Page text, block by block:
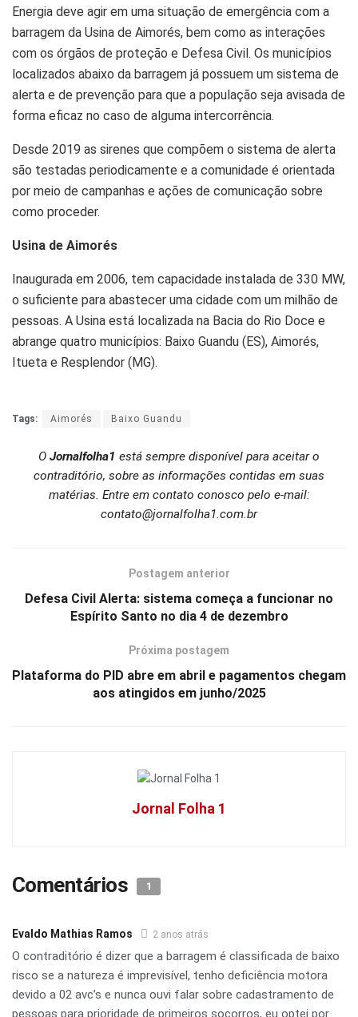
Energia deve agir em uma situação de emergência com a
barragem da Usina de Aimorés, bem como as interações
com os órgãos de proteção e Defesa Civil. Os municípios
localizados abaixo da barragem já possuem um sistema de
alerta e de prevenção para que a população seja avisada de
forma eficaz no caso de alguma intercorrência.
Desde 2019 as sirenes que compõem o sistema de alerta
são testadas periodicamente e a comunidade é orientada
por meio de campanhas e ações de comunicação sobre
como proceder.
Usina de Aimorés
Inaugurada em 2006, tem capacidade instalada de 330 MW,
o suficiente para abastecer uma cidade com um milhão de
pessoas. A Usina está localizada na Bacia do Rio Doce e
abrange quatro municípios: Baixo Guandu (ES), Aimorés,
Itueta e Resplendor (MG).
Tags: Aimorés Baixo Guandu
O Jornalfolha1 está sempre disponível para aceitar o
contraditório, sobre as informações contidas em suas
matérias. Entre em contato conosco pelo e-mail:
contato@jornalfolha1.com.br
Postagem anterior
Defesa Civil Alerta: sistema começa a funcionar no
Espírito Santo no dia 4 de dezembro
Próxima postagem
Plataforma do PID abre em abril e pagamentos chegam
aos atingidos em junho/2025
Jornal Folha 1
Comentários 1
Evaldo Mathias Ramos 2 anos atrás
O contraditório é dizer que a barragem é classificada de baixo
risco se a natureza é imprevisível, tenho deficiência motora
devido a 02 avc’s e nunca ouvi falar sobre cadastramento de
pessoas para prioridade de primeiros socorros, eu optei por